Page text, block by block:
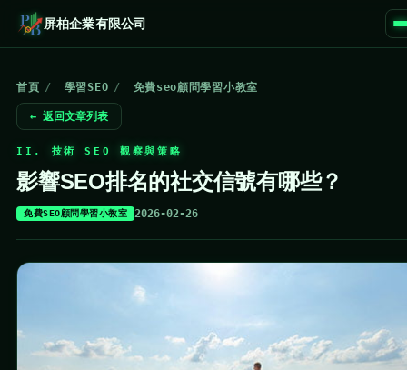
屏柏企業有限公司
首頁 / 學習SEO / 免費seo顧問學習小教室
← 返回文章列表
II. 技術 SEO 觀察與策略
影響SEO排名的社交信號有哪些？
免費SEO顧問學習小教室 2026-02-26